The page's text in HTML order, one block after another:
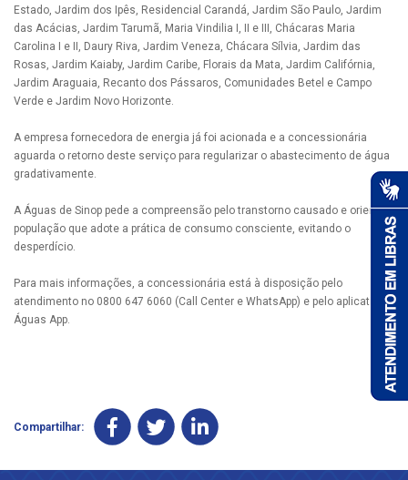
Estado, Jardim dos Ipês, Residencial Carandá, Jardim São Paulo, Jardim
das Acácias, Jardim Tarumã, Maria Vindilia I, II e III, Chácaras Maria
Carolina I e II, Daury Riva, Jardim Veneza, Chácara Sílvia, Jardim das
Rosas, Jardim Kaiaby, Jardim Caribe, Florais da Mata, Jardim Califórnia,
Jardim Araguaia, Recanto dos Pássaros, Comunidades Betel e Campo
Verde e Jardim Novo Horizonte.
A empresa fornecedora de energia já foi acionada e a concessionária
aguarda o retorno deste serviço para regularizar o abastecimento de água
gradativamente.
A Águas de Sinop pede a compreensão pelo transtorno causado e orienta a
população que adote a prática de consumo consciente, evitando o
desperdício.
Para mais informações, a concessionária está à disposição pelo
atendimento no 0800 647 6060 (Call Center e WhatsApp) e pelo aplicativo
Águas App.
Compartilhar: